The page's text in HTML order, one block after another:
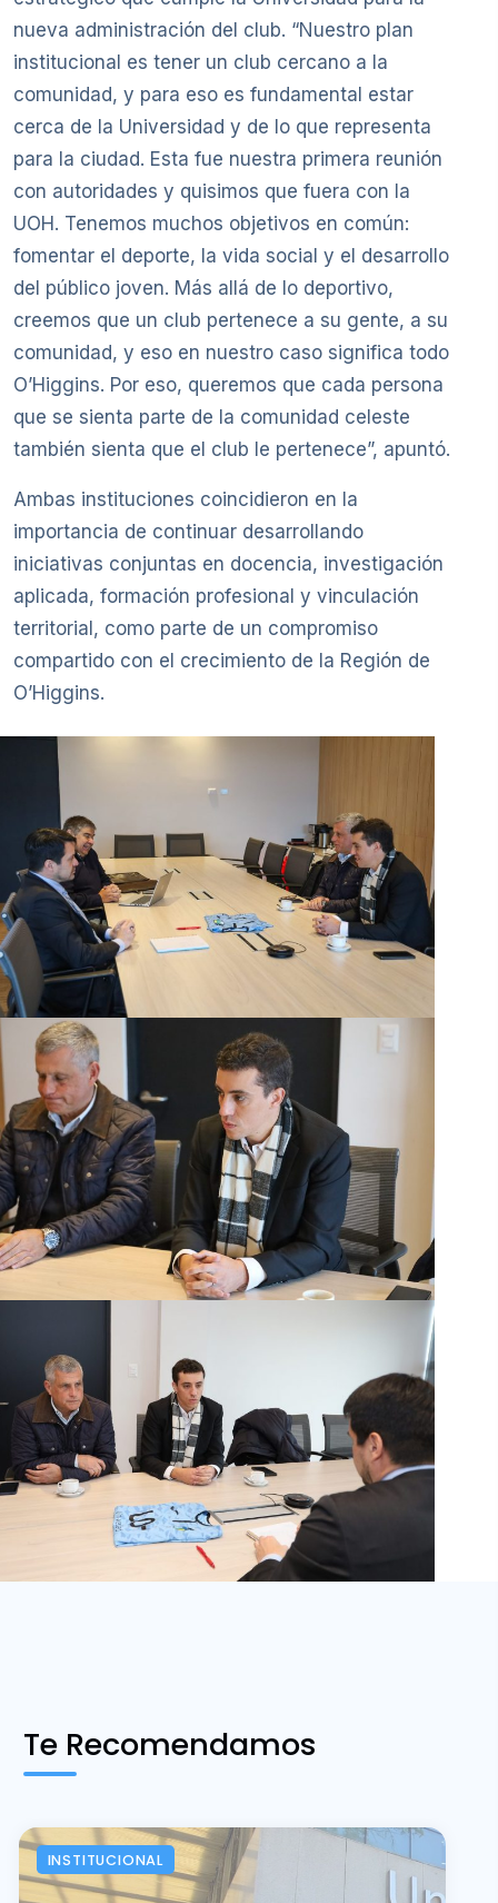
nueva administración del club. “Nuestro plan
institucional es tener un club cercano a la
comunidad, y para eso es fundamental estar
cerca de la Universidad y de lo que representa
para la ciudad. Esta fue nuestra primera reunión
con autoridades y quisimos que fuera con la
UOH. Tenemos muchos objetivos en común:
fomentar el deporte, la vida social y el desarrollo
del público joven. Más allá de lo deportivo,
creemos que un club pertenece a su gente, a su
comunidad, y eso en nuestro caso significa todo
O’Higgins. Por eso, queremos que cada persona
que se sienta parte de la comunidad celeste
también sienta que el club le pertenece”, apuntó.
Ambas instituciones coincidieron en la
importancia de continuar desarrollando
iniciativas conjuntas en docencia, investigación
aplicada, formación profesional y vinculación
territorial, como parte de un compromiso
compartido con el crecimiento de la Región de
O’Higgins.
Te Recomendamos
INSTITUCIONAL